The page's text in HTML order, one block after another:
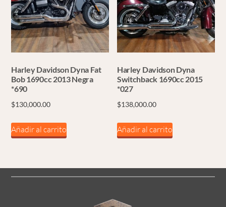
se
pueden
elegir
en
página
Harley Davidson Dyna Fat
Bob 1690cc 2013 Negra
*690
$130,000.00
Añadir al carrito
Harley Davidson Dyna
Switchback 1690cc 2015
*027
$138,000.00
Añadir al carrito